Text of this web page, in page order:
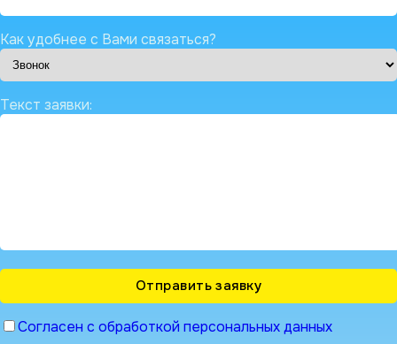
Как удобнее с Вами связаться?
Текст заявки:
Согласен с обработкой персональных данных